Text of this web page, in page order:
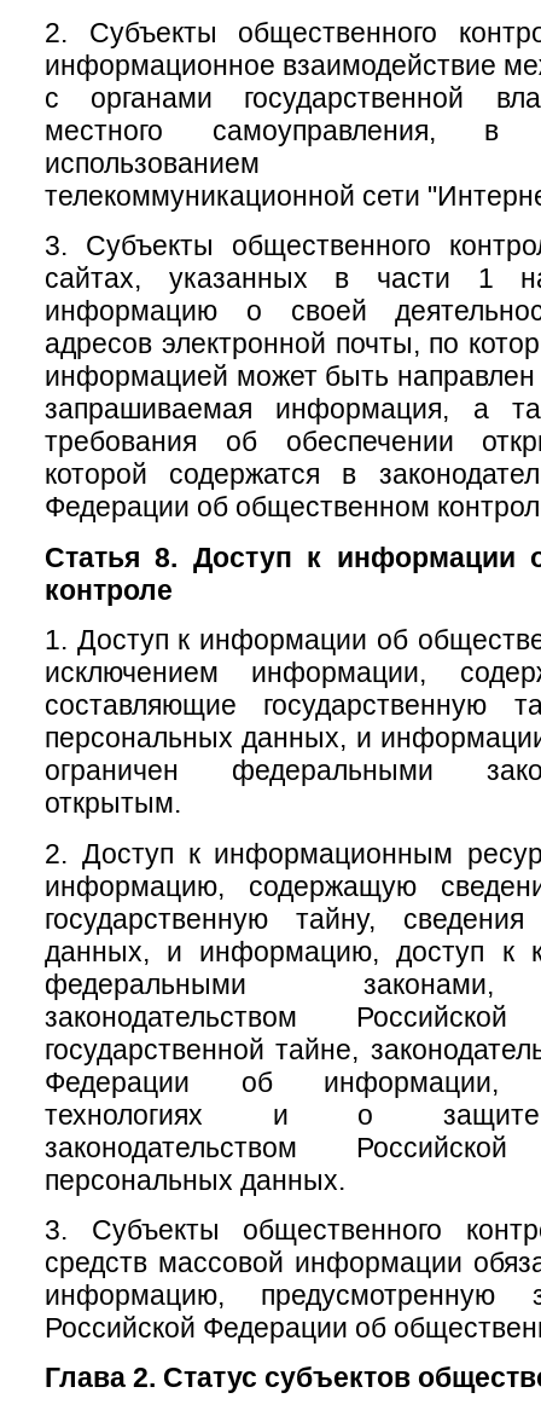
2. Субъекты общественного
информационное взаимодействие
с органами государственной
местного
использованием
телекоммуникационной сети
3. Субъекты общественного
сайтах, указанных в части 1
информацию о своей
адресов электронной почты, по
информацией может быть направлен
запрашиваемая информация, а
требования об обеспечении
которой содержатся в
Федерации об общественном
Статья 8. Доступ к информации
контроле
1. Доступ к информации об
исключением информации,
составляющие государственную
персональных данных, и
ограничен федеральными
открытым.
2. Доступ к информационным
информацию, содержащую
государственную тайну,
данных, и информацию, доступ к
федеральными законами,
законодательством
государственной тайне,
Федерации об информации,
технологиях и о защите
законодательством
персональных данных.
3. Субъекты общественного
средств массовой информации
информацию, предусмотренную
Российской Федерации об
Глава 2. Статус субъектов